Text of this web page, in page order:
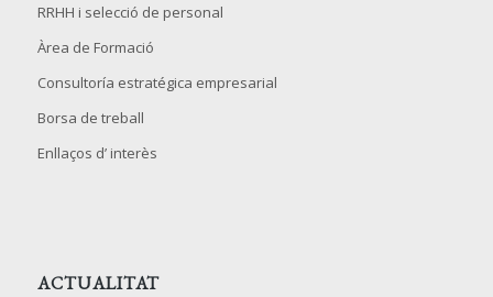
RRHH i selecció de personal
Àrea de Formació
Consultoría estratégica empresarial
Borsa de treball
Enllaços d’ interès
ACTUALITAT